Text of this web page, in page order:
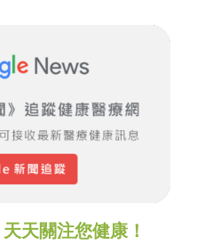
天關注您健康！